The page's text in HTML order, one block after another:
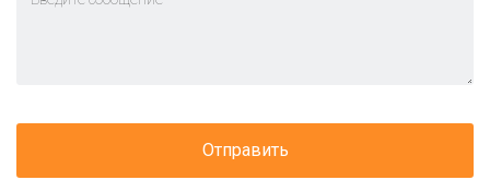
Отправить